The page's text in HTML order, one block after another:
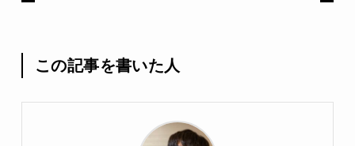
この記事を書いた人